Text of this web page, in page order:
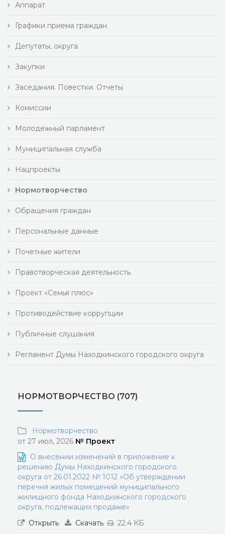
Аппарат
Графики приема граждан
Депутаты, округа
Закупки
Заседания. Повестки. Отчеты
Комиссии
Молодежный парламент
Муниципальная служба
Нацпроекты
Нормотворчество
Обращения граждан
Персональные данные
Почетные жители
Правотворческая деятельность
Проект «Семья плюс»
Противодействие коррупции
Публичные слушания
Регламент Думы Находкинского городского округа
НОРМОТВОРЧЕСТВО (707)
Нормотворчество
от 27 июл, 2026 № Проект
О внесении изменений в приложение к
решению Думы Находкинского городского
округа от 26.01.2022 № 1012 «Об утверждении
перечня жилых помещений муниципального
жилищного фонда Находкинского городского
округа, подлежащих продаже»
Открыть
Скачать 22.4 КБ